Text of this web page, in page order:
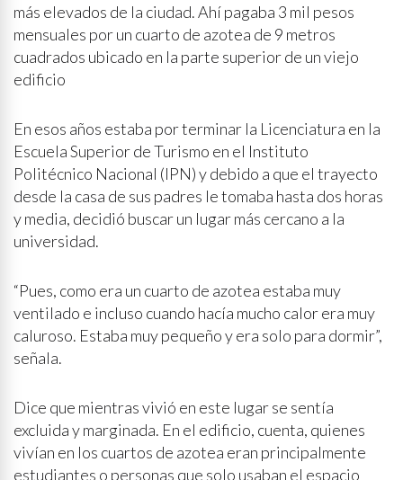
más elevados de la ciudad. Ahí pagaba 3 mil pesos
mensuales por un cuarto de azotea de 9 metros
cuadrados ubicado en la parte superior de un viejo
edificio
En esos años estaba por terminar la Licenciatura en la
Escuela Superior de Turismo en el Instituto
Politécnico Nacional (IPN) y debido a que el trayecto
desde la casa de sus padres le tomaba hasta dos horas
y media, decidió buscar un lugar más cercano a la
universidad.
“Pues, como era un cuarto de azotea estaba muy
ventilado e incluso cuando hacía mucho calor era muy
caluroso. Estaba muy pequeño y era solo para dormir”,
señala.
Dice que mientras vivió en este lugar se sentía
excluida y marginada. En el edificio, cuenta, quienes
vivían en los cuartos de azotea eran principalmente
estudiantes o personas que solo usaban el espacio